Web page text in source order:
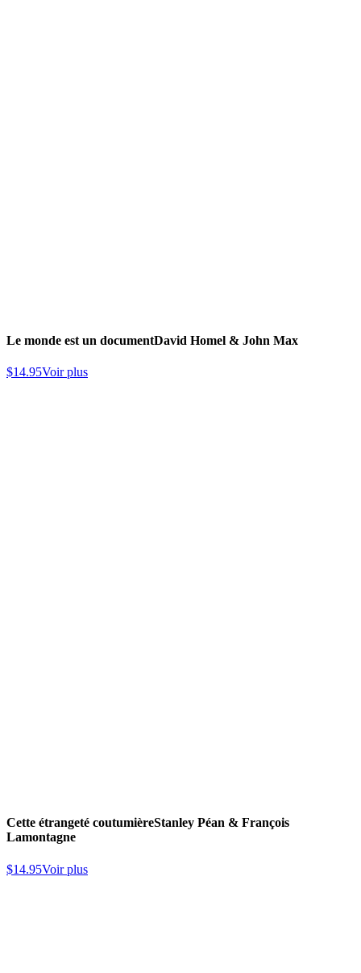
Le monde est un documentDavid Homel & John Max
$14.95Voir plus
Cette étrangeté coutumièreStanley Péan & François
Lamontagne
$14.95Voir plus